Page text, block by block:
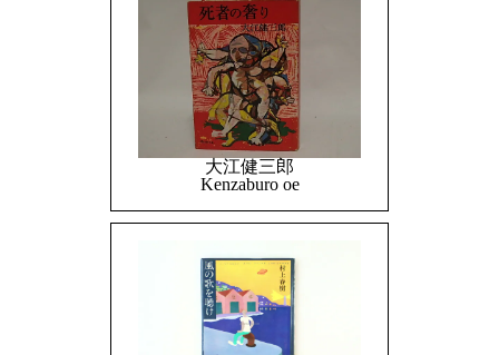
大江健三郎
Kenzaburo oe